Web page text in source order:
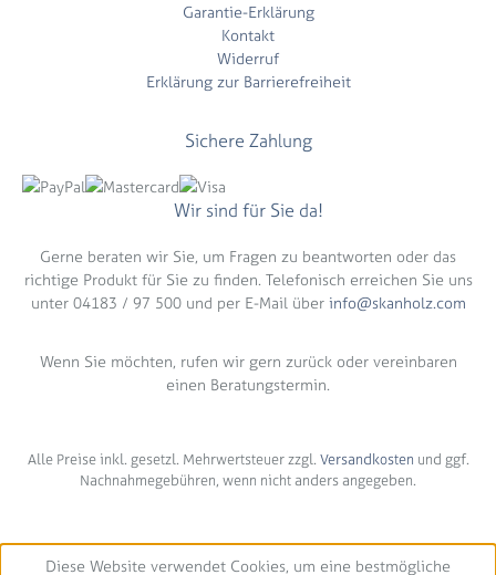
Garantie-Erklärung
Kontakt
Widerruf
Erklärung zur Barrierefreiheit
Sichere Zahlung
Wir sind für Sie da!
Gerne beraten wir Sie, um Fragen zu beantworten oder das
richtige Produkt für Sie zu finden. Telefonisch erreichen Sie uns
unter 04183 / 97 500 und per E-Mail über info@skanholz.com
Wenn Sie möchten, rufen wir gern zurück oder vereinbaren
einen Beratungstermin.
Alle Preise inkl. gesetzl. Mehrwertsteuer zzgl. Versandkosten und ggf.
Nachnahmegebühren, wenn nicht anders angegeben.
Diese Website verwendet Cookies, um eine bestmögliche